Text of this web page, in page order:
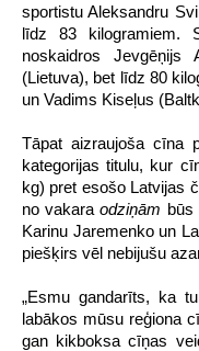
sportistu Aleksandru
līdz 83 kilogramiem.
noskaidros Jevgēņijs
(Lietuva), bet līdz 80
un Vadims Kiseļus
Tāpat aizraujoša cīna
kategorijas titulu, kur
kg) pret esošo Latvijas
no vakaraodziņām būs
Karinu Jaremenko un
piešķirs vēl nebijušu
„Esmu gandarīts, ka
labākos mūsu reģiona
gan kikboksa cīņas